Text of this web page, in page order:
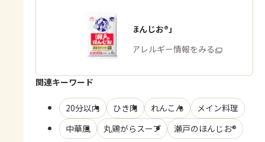
「瀬戸のほんじお®」
商品・アレルギー情報をみる
関連キーワード
20分以内 ひき肉 れんこん
メイン料理
中華風
丸鶏がらスープ 瀬戸のほんじお®